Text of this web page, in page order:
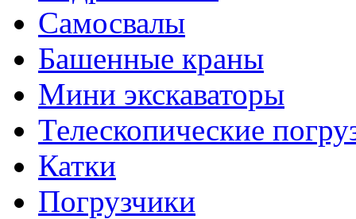
Самосвалы
Башенные краны
Мини экскаваторы
Телескопические
Катки
Погрузчики